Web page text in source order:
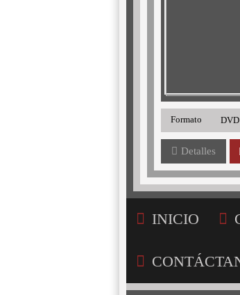
Formato DVD
Detalles
INICIO